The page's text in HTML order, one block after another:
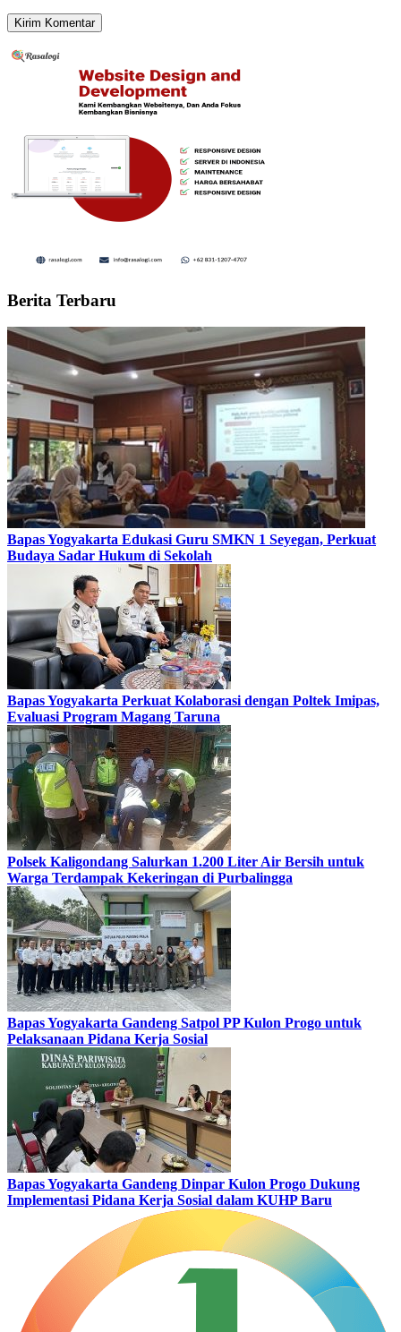
Berita Terbaru
Bapas Yogyakarta Edukasi Guru SMKN 1 Seyegan, Perkuat
Budaya Sadar Hukum di Sekolah
Bapas Yogyakarta Perkuat Kolaborasi dengan Poltek Imipas,
Evaluasi Program Magang Taruna
Polsek Kaligondang Salurkan 1.200 Liter Air Bersih untuk
Warga Terdampak Kekeringan di Purbalingga
Bapas Yogyakarta Gandeng Satpol PP Kulon Progo untuk
Pelaksanaan Pidana Kerja Sosial
Bapas Yogyakarta Gandeng Dinpar Kulon Progo Dukung
Implementasi Pidana Kerja Sosial dalam KUHP Baru